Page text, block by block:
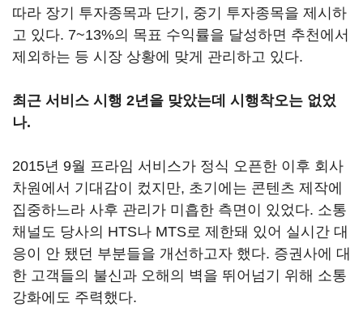
따라 장기 투자종목과 단기, 중기 투자종목을 제시하
고 있다. 7~13%의 목표 수익률을 달성하면 추천에서
제외하는 등 시장 상황에 맞게 관리하고 있다.
최근 서비스 시행 2년을 맞았는데 시행착오는 없었
나.
2015년 9월 프라임 서비스가 정식 오픈한 이후 회사
차원에서 기대감이 컸지만, 초기에는 콘텐츠 제작에
집중하느라 사후 관리가 미흡한 측면이 있었다. 소통
채널도 당사의 HTS나 MTS로 제한돼 있어 실시간 대
응이 안 됐던 부분들을 개선하고자 했다. 증권사에 대
한 고객들의 불신과 오해의 벽을 뛰어넘기 위해 소통
강화에도 주력했다.